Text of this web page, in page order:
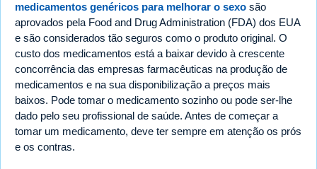
medicamentos genéricos para melhorar o sexo são
aprovados pela Food and Drug Administration (FDA) dos EUA
e são considerados tão seguros como o produto original. O
custo dos medicamentos está a baixar devido à crescente
concorrência das empresas farmacêuticas na produção de
medicamentos e na sua disponibilização a preços mais
baixos. Pode tomar o medicamento sozinho ou pode ser-lhe
dado pelo seu profissional de saúde. Antes de começar a
tomar um medicamento, deve ter sempre em atenção os prós
e os contras.